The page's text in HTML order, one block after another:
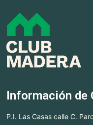
Información de
P.I. Las Casas calle C.